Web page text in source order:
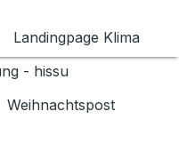
Landingpage Klima
- hissu
Weihnachtspost